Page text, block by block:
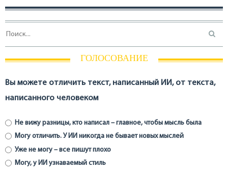
ГОЛОСОВАНИЕ
Вы можете отличить текст, написанный ИИ, от текста,
написанного человеком
Не вижу разницы, кто написал – главное, чтобы мысль была
Могу отличить. У ИИ никогда не бывает новых мыслей
Уже не могу – все пишут плохо
Могу, у ИИ узнаваемый стиль